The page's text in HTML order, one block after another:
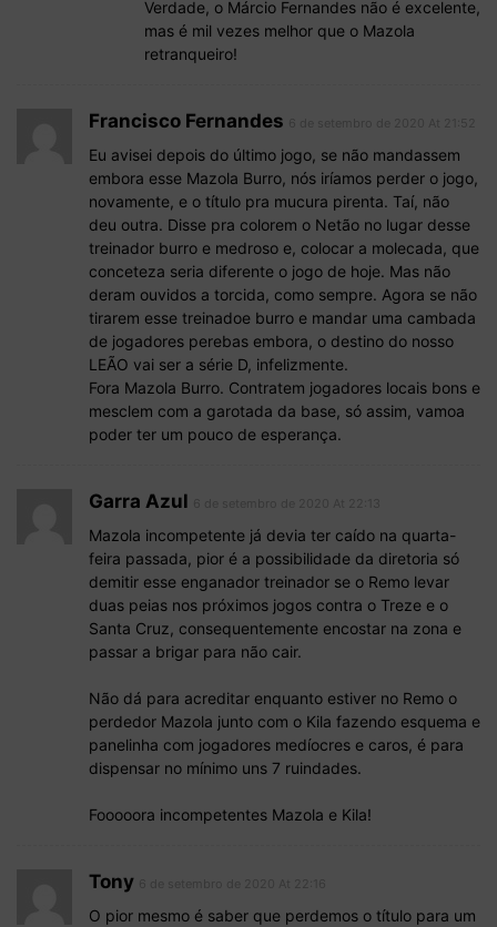
Verdade, o Márcio Fernandes não é excelente,
mas é mil vezes melhor que o Mazola
retranqueiro!
Francisco Fernandes
Eu avisei depois do último jogo, se não mandassem
embora esse Mazola Burro, nós iríamos perder o jogo,
novamente, e o título pra mucura pirenta. Taí, não
deu outra. Disse pra colorem o Netão no lugar desse
treinador burro e medroso e, colocar a molecada, que
conceteza seria diferente o jogo de hoje. Mas não
deram ouvidos a torcida, como sempre. Agora se não
tirarem esse treinadoe burro e mandar uma cambada
de jogadores perebas embora, o destino do nosso
LEÃO vai ser a série D, infelizmente.
Fora Mazola Burro. Contratem jogadores locais bons e
mesclem com a garotada da base, só assim, vamoa
poder ter um pouco de esperança.
Garra Azul
Mazola incompetente já devia ter caído na quarta-
feira passada, pior é a possibilidade da diretoria só
demitir esse enganador treinador se o Remo levar
duas peias nos próximos jogos contra o Treze e o
Santa Cruz, consequentemente encostar na zona e
passar a brigar para não cair.
Não dá para acreditar enquanto estiver no Remo o
perdedor Mazola junto com o Kila fazendo esquema e
panelinha com jogadores medíocres e caros, é para
dispensar no mínimo uns 7 ruindades.
Fooooora incompetentes Mazola e Kila!
Tony
O pior mesmo é saber que perdemos o título para um